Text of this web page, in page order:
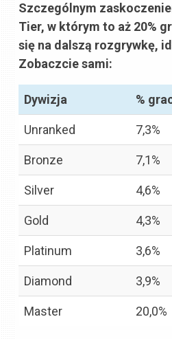
Szczególnym
Tier, w którym to aż 20%
się na dalszą rozgrywkę,
Zobaczcie sami:
Dywizja %
Unranked 7,3%
Bronze 7,1%
Silver 4,6%
Gold 4,3%
Platinum 3,6%
Diamond 3,9%
Master 20,0%